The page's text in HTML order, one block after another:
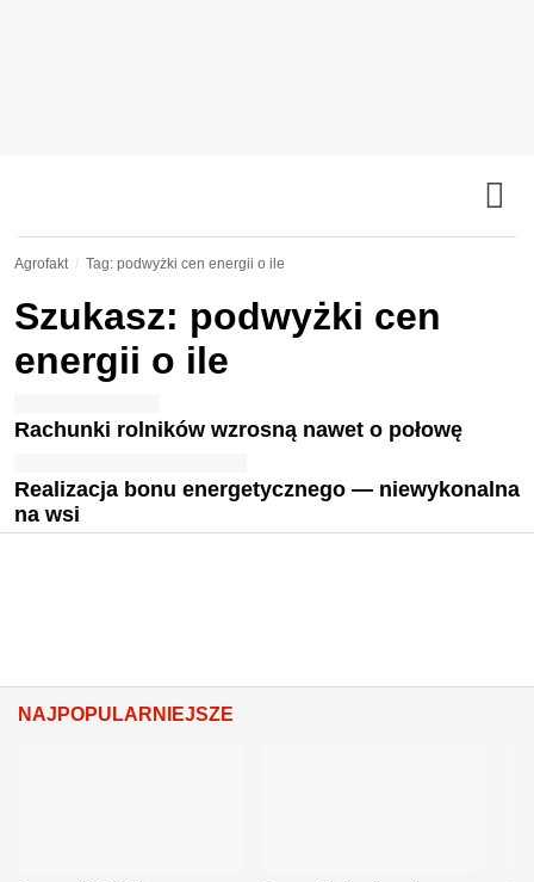
Agrofakt Tag: podwyżki cen energii o ile
Szukasz: podwyżki cen
energii o ile
Rachunki rolników wzrosną nawet o połowę
Realizacja bonu energetycznego — niewykonalna
na wsi
NAJPOPULARNIEJSZE